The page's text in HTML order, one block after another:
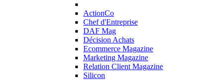
ActionCo
Chef d'Entreprise
DAF Mag
Décision Achats
Ecommerce Magazine
Marketing Magazine
Relation Client Magazine
Silicon